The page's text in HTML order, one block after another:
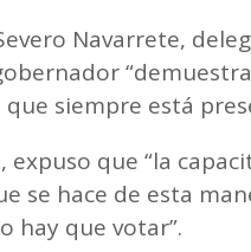
Navarrete,
siempre está
expuso que “la
se hace de esta
hay que votar”.